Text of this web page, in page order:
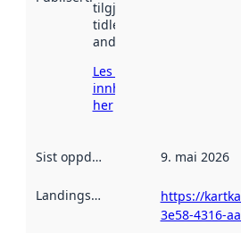
tilgjengeleg
tidlegare
andre stader.
Les meir om
innhenting
her
Sist oppdatert 9. mai 2026
Landingsside
https://
3e58-4316-